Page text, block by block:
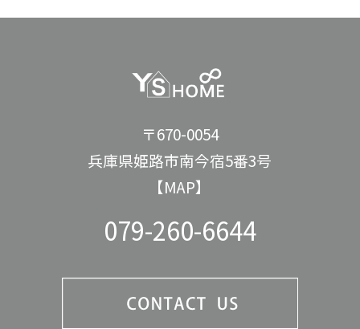
ゲ
〒670-0054
兵庫県姫路市南今宿5番3号
【MAP】
079-260-6644